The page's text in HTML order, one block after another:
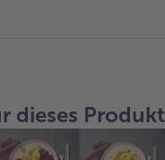
dieses Produkt